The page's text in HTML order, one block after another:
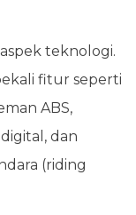
teknologi.
fitur seperti
ABS,
dan
(riding